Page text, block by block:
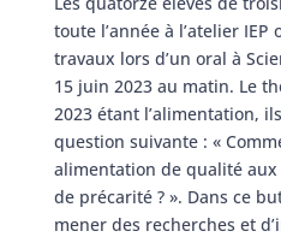
toute l’année à l’atelier
travaux lors d’un oral à
15 juin 2023 au matin. Le
2023 étant l’alimentation,
question suivante : «
alimentation de qualité
de précarité ? ». Dans ce
mener des recherches et